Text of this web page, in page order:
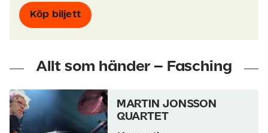
Köp biljett
Allt som händer – Fasching
MARTIN JONSSON
QUARTET